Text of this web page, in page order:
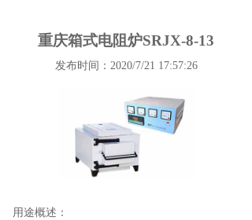
重庆箱式电阻炉SRJX-8-13
发布时间：2020/7/21 17:57:26
用途概述：